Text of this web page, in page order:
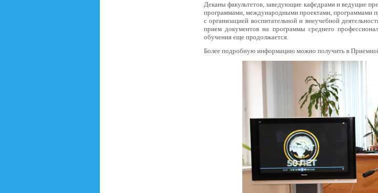
Деканы факультетов, заведующие кафедрами и ведущие
программами, международными проектами, программами
с организацией воспитательной и внеучебной
прием документов на программы среднего
обучения еще продолжается.
Более подробную информацию можно получить в